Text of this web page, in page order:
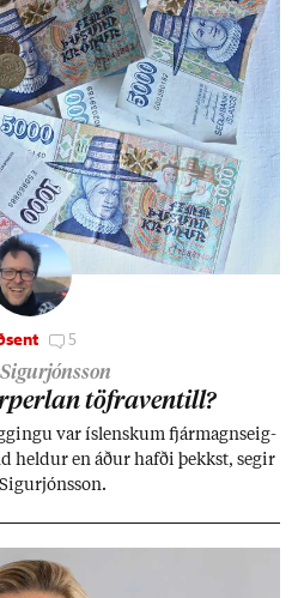
5
töfra­ventill?
var ís­lensk­um fjár­magns­eig­
en áð­ur hafði þekkst, seg­ir